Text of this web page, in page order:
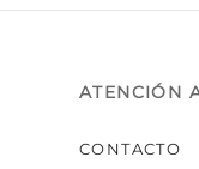
ATENCIÓN
CONTACTO